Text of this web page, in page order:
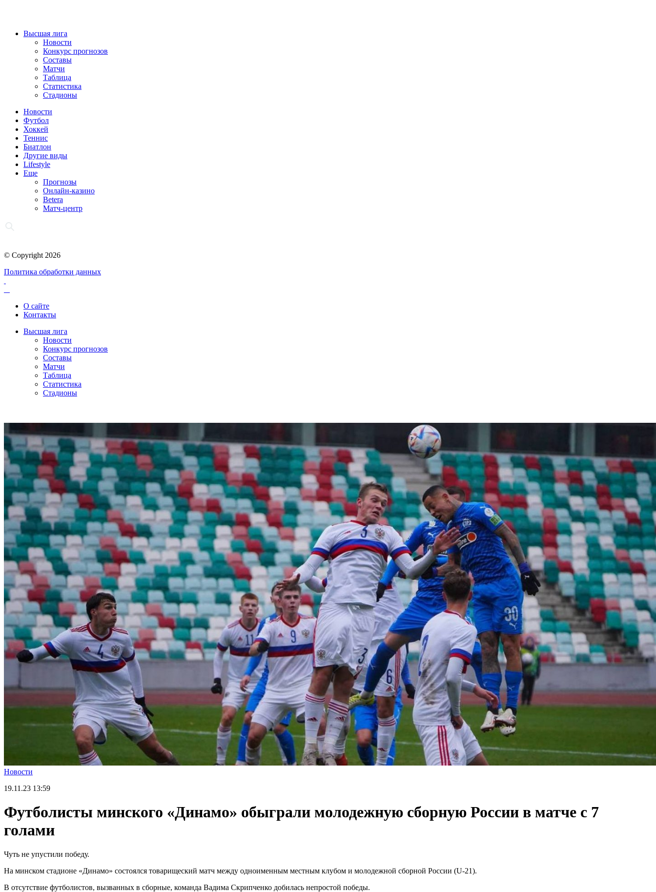
Высшая лига
Новости
Конкурс прогнозов
Составы
Матчи
Таблица
Статистика
Стадионы
Новости
Футбол
Хоккей
Теннис
Биатлон
Другие виды
Lifestyle
Еще
Прогнозы
Онлайн-казино
Betera
Матч-центр
© Copyright 2026
Политика обработки данных
О сайте
Контакты
Высшая лига
Новости
Конкурс прогнозов
Составы
Матчи
Таблица
Статистика
Стадионы
Новости
19.11.23 13:59
Футболисты минского «Динамо» обыграли молодежную сборную России в матче с 7
голами
Чуть не упустили победу.
На минском стадионе «Динамо» состоялся товарищеский матч между одноименным местным клубом и молодежной сборной России (U-21).
В отсутствие футболистов, вызванных в сборные, команда Вадима Скрипченко добилась непростой победы.